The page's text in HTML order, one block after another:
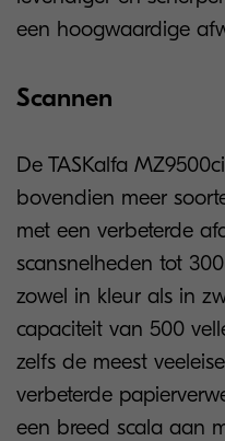
een hoogwaardige
Scannen
De TASKalfa
bovendien meer
met een verbeterde
scansnelheden tot
zowel in kleur als in
capaciteit van 500
zelfs de meest
verbeterde
een breed scala aan